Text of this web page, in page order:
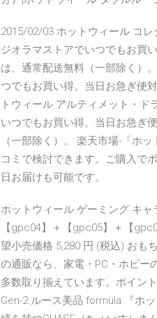
2015/02/03 ホットウィール コ
ジオラマストアでいつでもお買
は、通常配送無料（一部除く）
つでもお買い得。当日お急ぎ便
トウィール アルティメット・
いつでもお買い得。当日お急ぎ
（一部除く）。 楽天市場-「ホ
コミで検討できます。ご購入で
日お届けも可能です。
ホットウィール ゲーミング キ
【gpc04】＋【gpc05】＋【
望小売価格 5,280 円 (税込) おも
の通販なら、家電・PC・ホビー
多数取り揃えています。ポイン
Gen-2 ルース美品 formula 『ホ